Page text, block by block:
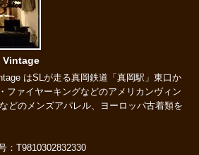
Vintage
はSLが走る真岡鉄道「真岡駅」東口か
ファイヤーキングなどのアメリカンヴィン
どのメンズアパレル、ヨーロッパ古着類を
：T9810302832330